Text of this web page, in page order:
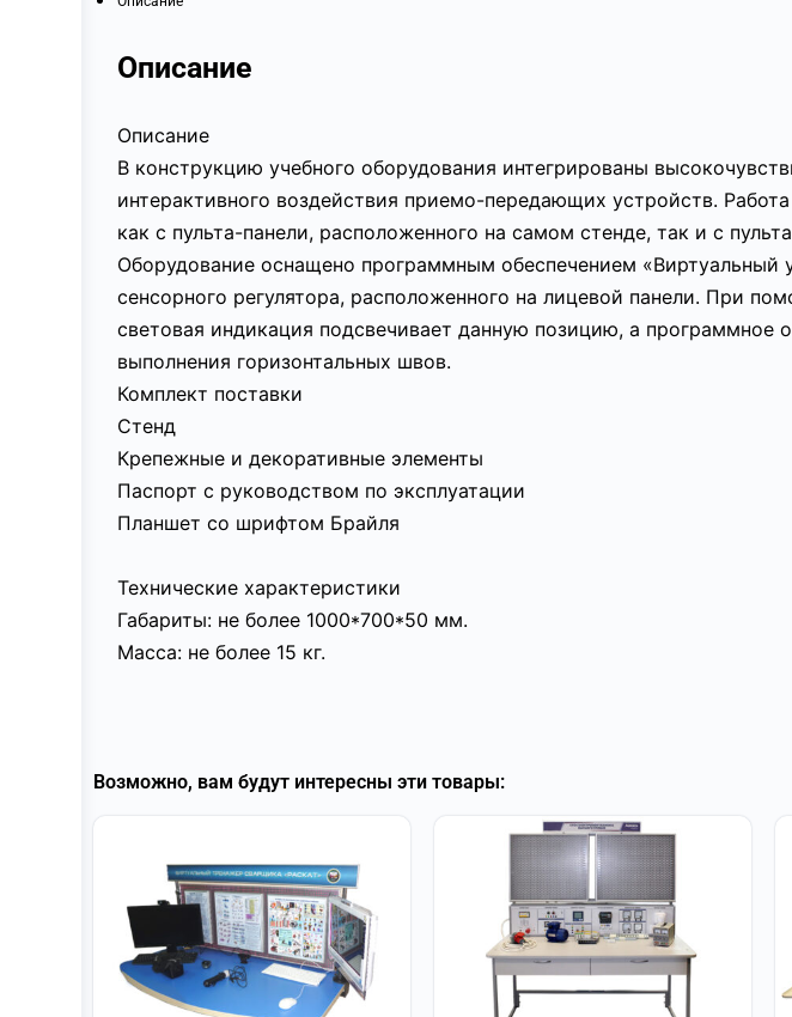
Описание
Описание
В конструкцию учебного оборудования интегрированы
интерактивного воздействия приемо-передающих устройств.
как с пульта-панели, расположенного на самом стенде, так и с
Оборудование оснащено программным обеспечением «Виртуальный
сенсорного регулятора, расположенного на лицевой панели. При
световая индикация подсвечивает данную позицию, а программное
выполнения горизонтальных швов.
Комплект поставки
Стенд
Крепежные и декоративные элементы
Паспорт с руководством по эксплуатации
Планшет со шрифтом Брайля
Технические характеристики
Габариты: не более 1000*700*50 мм.
Масса: не более 15 кг.
Возможно, вам будут интересны эти товары: